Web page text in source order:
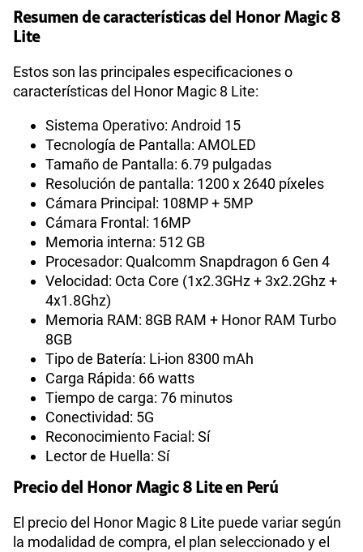
Resumen de características del Honor Magic 8
Lite
Estos son las principales especificaciones o
características del Honor Magic 8 Lite:
Sistema Operativo: Android 15
Tecnología de Pantalla: AMOLED
Tamaño de Pantalla: 6.79 pulgadas
Resolución de pantalla: 1200 x 2640 píxeles
Cámara Principal: 108MP + 5MP
Cámara Frontal: 16MP
Memoria interna: 512 GB
Procesador: Qualcomm Snapdragon 6 Gen 4
Velocidad: Octa Core (1x2.3GHz + 3x2.2Ghz +
4x1.8Ghz)
Memoria RAM: 8GB RAM + Honor RAM Turbo
8GB
Tipo de Batería: Li-ion 8300 mAh
Carga Rápida: 66 watts
Tiempo de carga: 76 minutos
Conectividad: 5G
Reconocimiento Facial: Sí
Lector de Huella: Sí
Precio del Honor Magic 8 Lite en Perú
El precio del Honor Magic 8 Lite puede variar según
la modalidad de compra, el plan seleccionado y el